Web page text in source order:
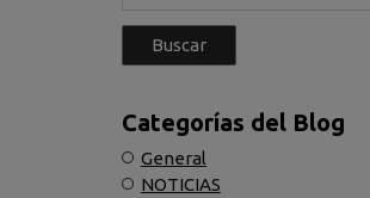
Categorías del Blog
General
NOTICIAS